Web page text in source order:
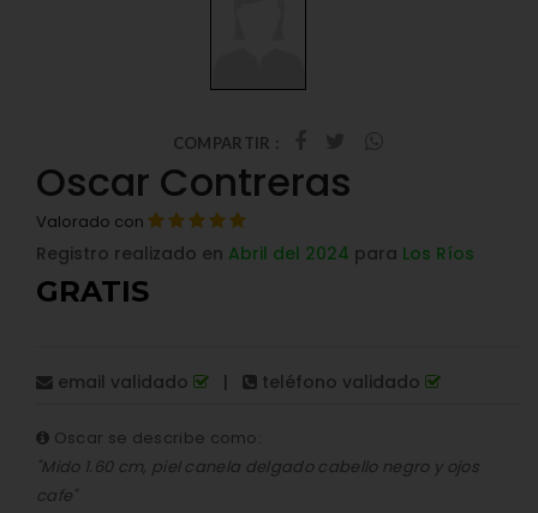
COMPARTIR :
Oscar Contreras
Valorado con
Registro realizado en Abril del 2024 para Los Ríos
GRATIS
email validado | teléfono validado
Oscar se describe como:
"Mido 1.60 cm, piel canela delgado cabello negro y ojos
cafe"